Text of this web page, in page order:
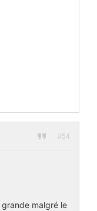
#54
malgré le